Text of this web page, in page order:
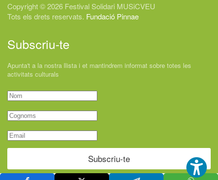
Copyright © 2026 Festival Solidari MUSiCVEU
Tots els drets reservats. Fundació Pinnae
Subscriu-te
Apunta't a la nostra llista i et mantindrem informat sobre totes les
activitats culturals
Subscriu-te